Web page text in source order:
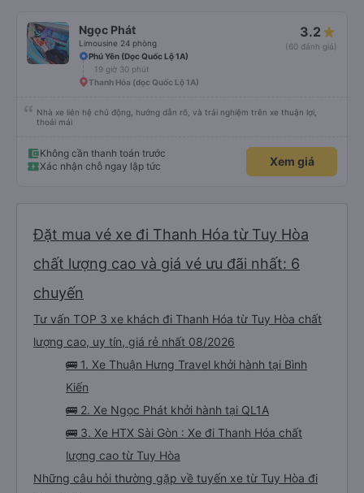
Ngọc Phát
Limousine 24 phòng
3.2
(60 đánh giá)
Phú Yên (Dọc Quốc Lộ 1A)
19 giờ 30 phút
Thanh Hóa (dọc Quốc Lộ 1A)
Nhà xe liên hệ chủ động, hướng dẫn rõ, và trải nghiệm trên xe thuận lợi,
thoải mái
Không cần thanh toán trước
Xác nhận chỗ ngay lập tức
Xem giá
Đặt mua vé xe đi Thanh Hóa từ Tuy Hòa
chất lượng cao và giá vé ưu đãi nhất: 6
chuyến
Tư vấn TOP 3 xe khách đi Thanh Hóa từ Tuy Hòa chất
lượng cao, uy tín, giá rẻ nhất 08/2026
🚌 1. Xe Thuận Hưng Travel khởi hành tại Bình
Kiến
🚌 2. Xe Ngọc Phát khởi hành tại QL1A
🚌 3. Xe HTX Sài Gòn : Xe đi Thanh Hóa chất
lượng cao từ Tuy Hòa
Những câu hỏi thường gặp về tuyến xe từ Tuy Hòa đi